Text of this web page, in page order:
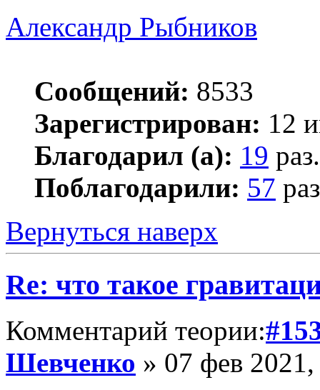
Александр Рыбников
Сообщений: 8533
Зарегистрирован: 12
Благодарил (а): 19 раз.
Поблагодарили: 57
Вернуться наверх
Re: что такое
Комментарий теории:
Шевченко » 07 фев